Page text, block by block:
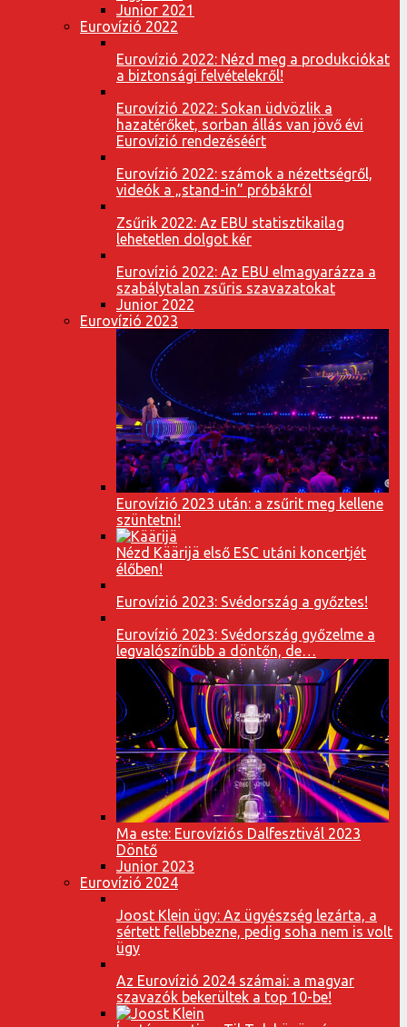
Junior 2021
Eurovízió 2022
Eurovízió 2022: Nézd meg a produkciókat
a biztonsági felvételekről!
Eurovízió 2022: Sokan üdvözlik a
hazatérőket, sorban állás van jövő évi
Eurovízió rendezéséért
Eurovízió 2022: számok a nézettségről,
videók a „stand-in” próbákról
Zsűrik 2022: Az EBU statisztikailag
lehetetlen dolgot kér
Eurovízió 2022: Az EBU elmagyarázza a
szabálytalan zsűris szavazatokat
Junior 2022
Eurovízió 2023
Eurovízió 2023 után: a zsűrit meg kellene
szüntetni!
Nézd Käärijä első ESC utáni koncertjét
élőben!
Eurovízió 2023: Svédország a győztes!
Eurovízió 2023: Svédország győzelme a
legvalószínűbb a döntőn, de…
Ma este: Eurovíziós Dalfesztivál 2023
Döntő
Junior 2023
Eurovízió 2024
Joost Klein ügy: Az ügyészség lezárta, a
sértett fellebbezne, pedig soha nem is volt
ügy
Az Eurovízió 2024 számai: a magyar
szavazók bekerültek a top 10-be!